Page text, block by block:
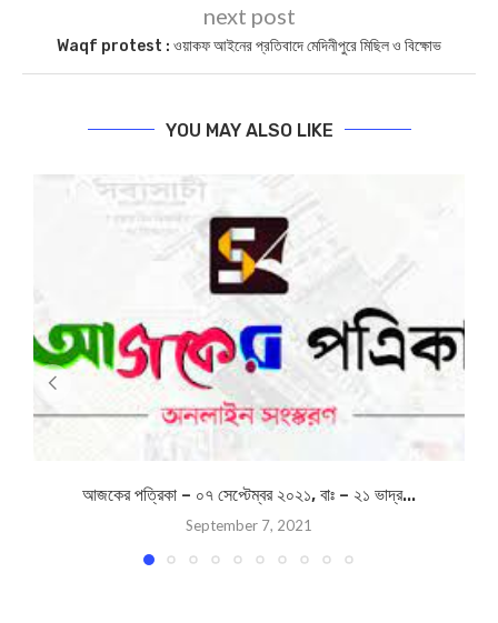
next post
Waqf protest : ওয়াকফ আইনের প্রতিবাদে মেদিনীপুরে মিছিল ও বিক্ষোভ
YOU MAY ALSO LIKE
আজকের পত্রিকা – ০৭ সেপ্টেম্বর ২০২১, বাঃ – ২১ ভাদ্র...
September 7, 2021